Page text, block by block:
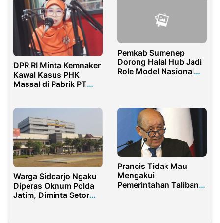
DPR RI Minta Kemnaker
Kawal Kasus PHK
Massal di Pabrik PT
Pemkab Sumenep
Dorong Halal Hub Jadi
Role Model Nasional
Warga Sidoarjo Ngaku
Diperas Oknum Polda
Jatim, Diminta Setor
Prancis Tidak Mau
Mengakui
Pemerintahan Taliban